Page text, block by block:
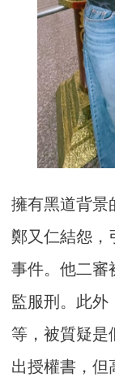
擁有黑道背景
鄭又仁結怨，
事件。他二審
監服刑。此外
等，被質疑是
出授權書，但